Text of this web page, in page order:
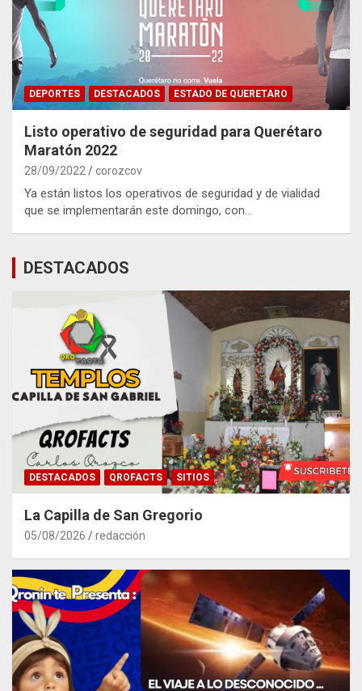
DEPORTES DESTACADOS ESTADO DE QUERETARO
Listo operativo de seguridad para Querétaro
Maratón 2022
28/09/2022 corozcov
Ya están listos los operativos de seguridad y de vialidad
que se implementarán este domingo, con…
DESTACADOS
DESTACADOS QROFACTS SITIOS
La Capilla de San Gregorio
05/08/2026 redacción